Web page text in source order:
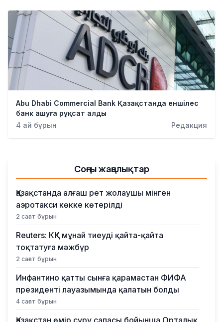
Abu Dhabi Commercial Bank Қазақстанда еншілес
банк ашуға рұқсат алды
4 ай бұрын
Редакция
Соңғы жаңалықтар
Қазақстанда алғаш рет жолаушы мінген
аэротакси көкке көтерілді
2 сағат бұрын
Reuters: КҚК мұнай тиеуді қайта-қайта
тоқтатуға мәжбүр
2 сағат бұрын
Инфантино қатты сынға қарамастан ФИФА
президенті лауазымында қалатын болды
4 сағат бұрын
Қазақстан өмір сүру сапасы бойынша Орталық